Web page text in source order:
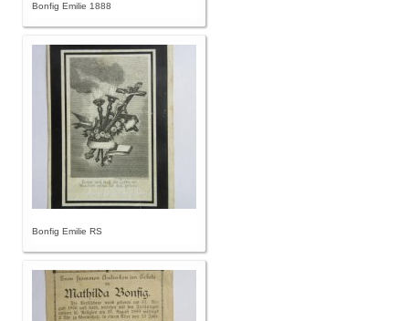
Bonfig Emilie 1888
Bonfig Emilie RS